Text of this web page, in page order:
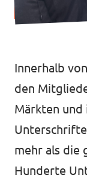
Impressum
Innerhalb
den
Märkten und
mehr als die
Hunderte